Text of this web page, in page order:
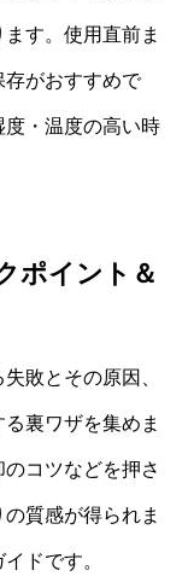
す。使用直前ま
存がおすすめで
・温度の高い時
ポイント＆
敗とその原因、
裏ワザを集めま
コツなどを押さ
質感が得られま
ドです。